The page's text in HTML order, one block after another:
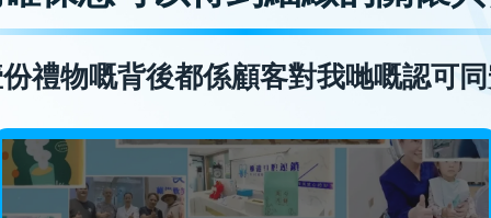
禮物嘅背後都係顧客對我哋嘅認可